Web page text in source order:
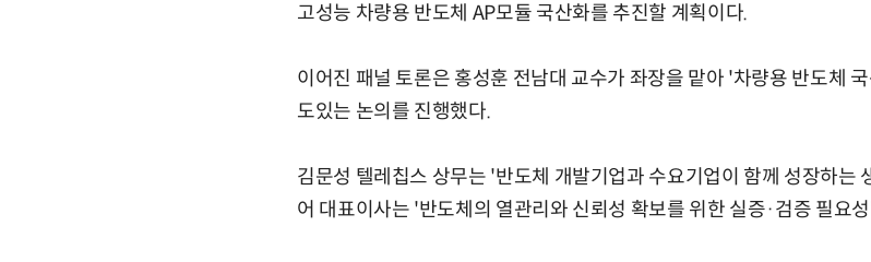
고성능 차량용 반도체 AP모듈 국산화를 추진할 계획이다.
이어진 패널 토론은 홍성훈 전남대 교수가 좌장을 맡아 '차량용 반도체
도있는 논의를 진행했다.
김문성 텔레칩스 상무는 '반도체 개발기업과 수요기업이 함께 성장하는
어 대표이사는 '반도체의 열관리와 신뢰성 확보를 위한 실증·검증 필요